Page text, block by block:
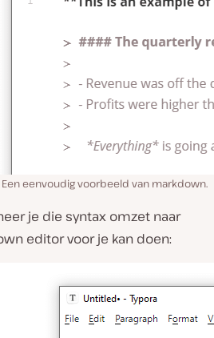
Een eenvoudig voorbeeld van markdown.
je die syntax omzet naar
editor voor je kan doen: